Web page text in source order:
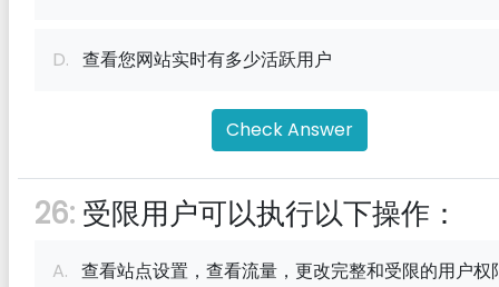
D. 查看您网站实时有多少活跃用户
Check Answer
26: 受限用户可以执行以下操作：
A. 查看站点设置，查看流量，更改完整和受限的用户权